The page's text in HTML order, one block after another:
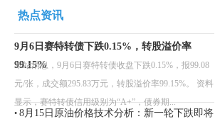
热点资讯
9月6日赛特转债下跌0.15%，转股溢价率
99.15%
本站消息，9月6日赛特转债收盘下跌0.15%，报99.08
元/张，成交额295.83万元，转股溢价率99.15%。 资料
显示，赛特转债信用级别为“A+”，债券期...
• 8月15日原油价格技术分析：新一轮下跌即将